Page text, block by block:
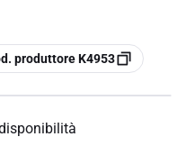
produttore K4953